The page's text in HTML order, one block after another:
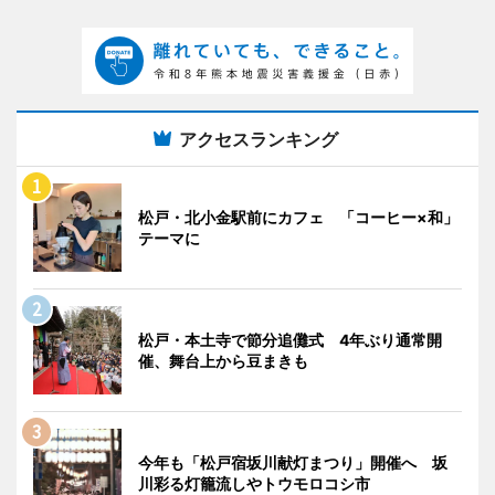
アクセスランキング
松戸・北小金駅前にカフェ 「コーヒー×和」
テーマに
松戸・本土寺で節分追儺式 4年ぶり通常開
催、舞台上から豆まきも
今年も「松戸宿坂川献灯まつり」開催へ 坂
川彩る灯籠流しやトウモロコシ市